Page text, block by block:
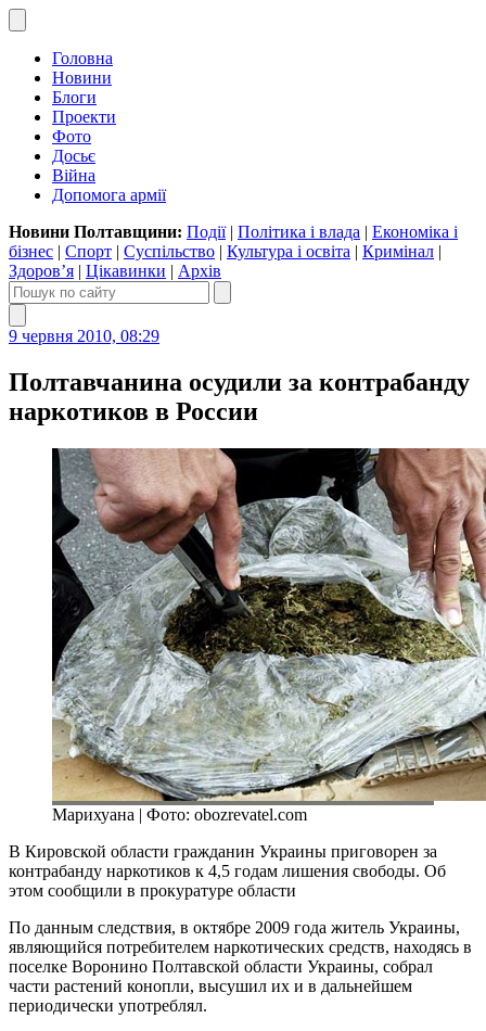
Головна
Новини
Блоги
Проекти
Фото
Досьє
Війна
Допомога армії
Новини Полтавщини: Події| Політика і влада | Економіка і
бізнес | Спорт | Суспільство | Культура і освіта | Кримінал |
Здоров’я | Цікавинки | Архів
9 червня 2010, 08:29
Полтавчанина осудили за контрабанду
наркотиков в России
Марихуана | Фото: obozrevatel.com
В Кировской области гражданин Украины приговорен за
контрабанду наркотиков к 4,5 годам лишения свободы. Об
этом сообщили в прокуратуре области
По данным следствия, в октябре 2009 года житель Украины,
являющийся потребителем наркотических средств, находясь в
поселке Воронино Полтавской области Украины, собрал
части растений конопли, высушил их и в дальнейшем
периодически употреблял.